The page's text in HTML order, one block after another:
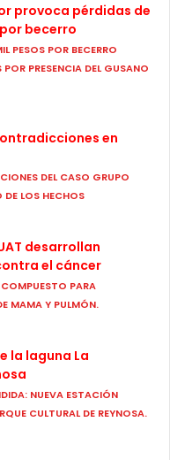
provoca pérdidas de
becerro
PESOS POR BECERRO
PRESENCIA DEL GUSANO
en
DEL CASO GRUPO
LOS HECHOS
desarrollan
el cáncer
PARA
MAMA Y PULMÓN.
la laguna La
NUEVA ESTACIÓN
CULTURAL DE REYNOSA.